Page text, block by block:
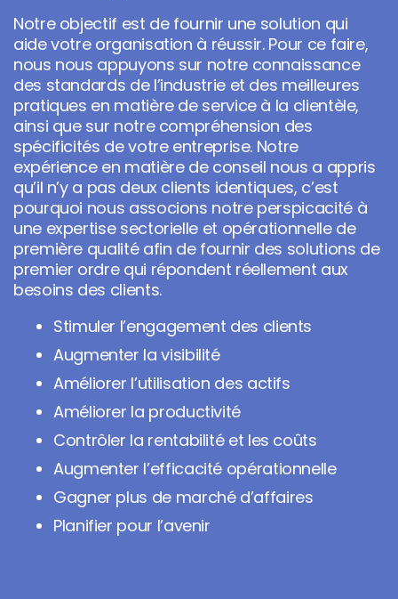
Notre objectif est de fournir une solution qui
aide votre organisation à réussir. Pour ce faire,
nous nous appuyons sur notre connaissance
des standards de l’industrie et des meilleures
pratiques en matière de service à la clientèle,
ainsi que sur notre compréhension des
spécificités de votre entreprise. Notre
expérience en matière de conseil nous a appris
qu’il n’y a pas deux clients identiques, c’est
pourquoi nous associons notre perspicacité à
une expertise sectorielle et opérationnelle de
première qualité afin de fournir des solutions de
premier ordre qui répondent réellement aux
besoins des clients.
Stimuler l’engagement des clients
Augmenter la visibilité
Améliorer l’utilisation des actifs
Améliorer la productivité
Contrôler la rentabilité et les coûts
Augmenter l’efficacité opérationnelle
Gagner plus de marché d’affaires
Planifier pour l’avenir